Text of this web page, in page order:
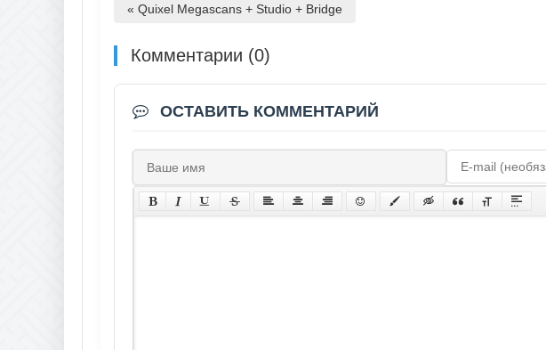
« Quixel Megascans + Studio + Bridge
Комментарии (0)
ОСТАВИТЬ КОММЕНТАРИЙ